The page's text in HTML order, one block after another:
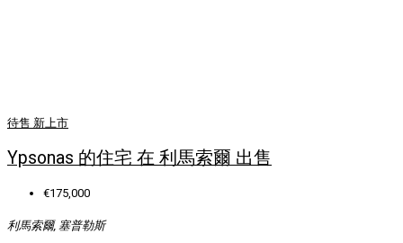
待售 新上市
Ypsonas 的住宅 在 利馬索爾 出售
€175,000
利馬索爾, 塞普勒斯